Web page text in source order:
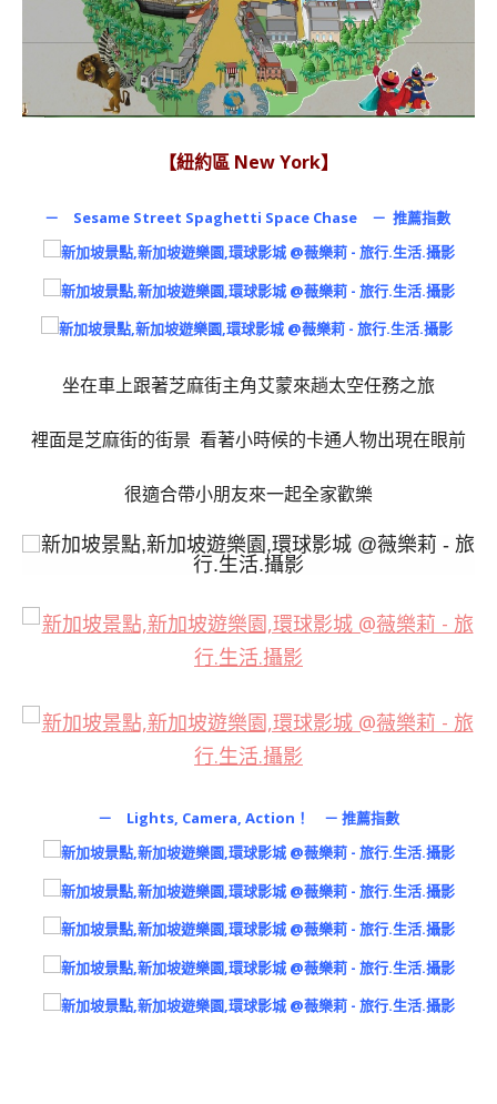
【紐約區 New York】
－ Sesame Street Spaghetti Space Chase － 推薦指數
坐在車上跟著芝麻街主角艾蒙來趟太空任務之旅
裡面是芝麻街的街景 看著小時候的卡通人物出現在眼前
很適合帶小朋友來一起全家歡樂
－ Lights, Camera, Action！ － 推薦指數